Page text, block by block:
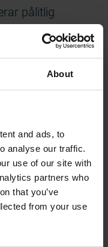
About
and ads, to
analyse our traffic.
use of our site with
partners who
that you’ve
from your use
pålitlig
inom ett
inklusive:
– för exakt
och
exakt
–
och pålitligt